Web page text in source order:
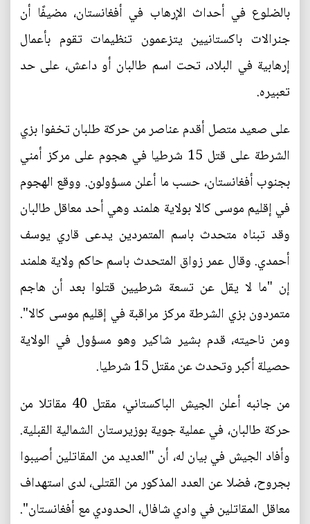
بالضلوع في أحداث الإرهاب في أفغانستان، مضيفًا أن
جنرالات باكستانيين يتزعمون تنظيمات تقوم بأعمال
إرهابية في البلاد، تحت اسم طالبان أو داعش، على حد
تعبيره.
على صعيد متصل أقدم عناصر من حركة طلبان تخفوا بزي
الشرطة على قتل 15 شرطيا في هجوم على مركز أمني
بجنوب أفغانستان، حسب ما أعلن مسؤولون. ووقع الهجوم
في إقليم موسى كالا بولاية هلمند وهي أحد معاقل طالبان
وقد تبناه متحدث باسم المتمردين يدعى قاري يوسف
أحمدي. وقال عمر زواق المتحدث باسم حاكم ولاية هلمند
إن "ما لا يقل عن تسعة شرطيين قتلوا بعد أن هاجم
متمردون بزي الشرطة مركز مراقبة في إقليم موسى كالا".
ومن ناحيته، قدم بشير شاكير وهو مسؤول في الولاية
حصيلة أكبر وتحدث عن مقتل 15 شرطيا.
من جانبه أعلن الجيش الباكستاني، مقتل 40 مقاتلا من
حركة طالبان، في عملية جوية بوزيرستان الشمالية القبلية.
وأفاد الجيش في بيان له، أن "العديد من المقاتلين أصيبوا
بجروح، فضلا عن العدد المذكور من القتلى، لدى استهداف
معاقل المقاتلين في وادي شافال، الحدودي مع أفغانستان".